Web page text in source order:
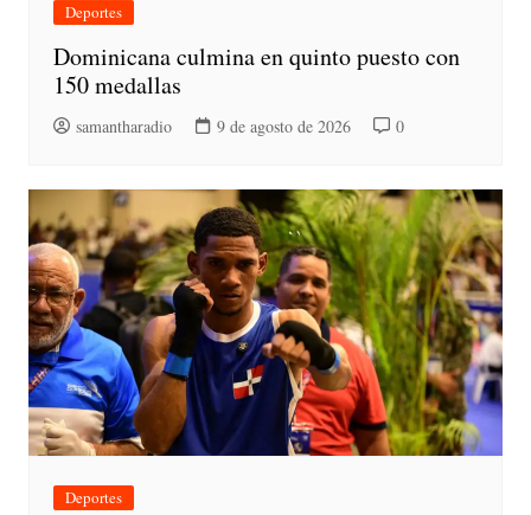
Deportes
Dominicana culmina en quinto puesto con
150 medallas
samantharadio 9 de agosto de 2026 0
Deportes